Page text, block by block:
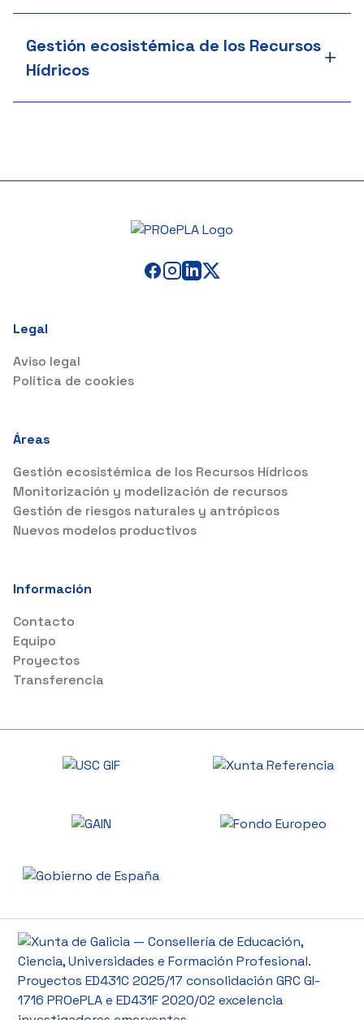
Gestión ecosistémica de los Recursos
Hídricos
+
Legal
Aviso legal
Política de cookies
Áreas
Gestión ecosistémica de los Recursos Hídricos
Monitorización y modelización de recursos
Gestión de riesgos naturales y antrópicos
Nuevos modelos productivos
Información
Contacto
Equipo
Proyectos
Transferencia